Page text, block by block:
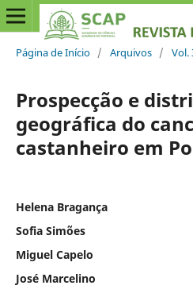
Página de Início / Arquivos / Vol.
Prospecção e
geográfica do
castanheiro em
Helena Bragança
Sofia Simões
Miguel Capelo
José Marcelino